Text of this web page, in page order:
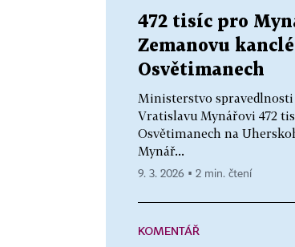
472 tisíc pro
Zemanovu
Osvětimanech
Ministerstvo
Vratislavu Mynářovi 472
Osvětimanech na
Mynář...
9. 3. 2026 ▪ 2 min. čtení
KOMENTÁŘ